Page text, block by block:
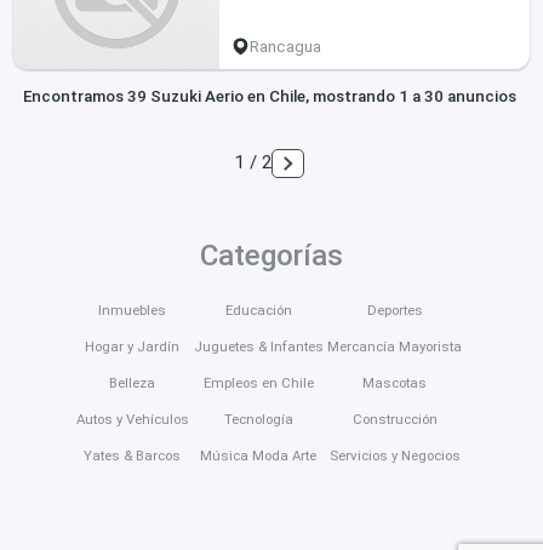
Rancagua
Encontramos 39 Suzuki Aerio en Chile, mostrando 1 a 30 anuncios
1 / 2
Categorías
Inmuebles
Hogar y Jardín
Belleza
Autos y Vehículos
Yates & Barcos
Educación
Juguetes & Infantes
Empleos en Chile
Tecnología
Música Moda Arte
Deportes
Mercancía Mayorista
Mascotas
Construcción
Servicios y Negocios